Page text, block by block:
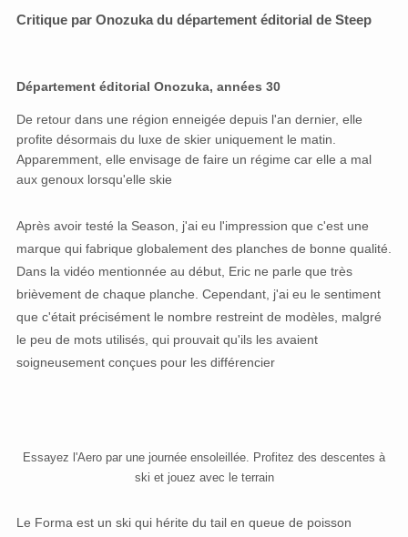
Critique par Onozuka du département éditorial de Steep
Département éditorial Onozuka, années 30
De retour dans une région enneigée depuis l'an dernier, elle
profite désormais du luxe de skier uniquement le matin.
Apparemment, elle envisage de faire un régime car elle a mal
aux genoux lorsqu'elle skie
Après avoir testé la Season, j'ai eu l'impression que c'est une
marque qui fabrique globalement des planches de bonne qualité.
Dans la vidéo mentionnée au début, Eric ne parle que très
brièvement de chaque planche. Cependant, j'ai eu le sentiment
que c'était précisément le nombre restreint de modèles, malgré
le peu de mots utilisés, qui prouvait qu'ils les avaient
soigneusement conçues pour les différencier
Essayez l'Aero par une journée ensoleillée. Profitez des descentes à
ski et jouez avec le terrain
Le Forma est un ski qui hérite du tail en queue de poisson